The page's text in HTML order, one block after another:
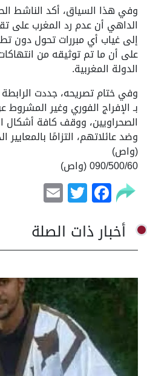
وفي هذا السياق، أكد الناشط
الداهي أن عدم رد المغرب على
إلى غياب أي مبررات تحول دون
على أن ما تم توثيقه من
الدولة المغربية.
وفي ختام تصريحه، جددت
بـ الإفراج الفوري وغير
الصحراويين، ووقف كافة أشكال
وضد عائلاتهم، التزامًا
(واص)
090/500/60 (واص)
Facebook
Twitter
أخبار ذات الصلة